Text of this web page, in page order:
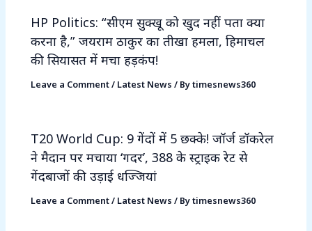
HP Politics: “सीएम सुक्खू को खुद नहीं पता क्या
करना है,” जयराम ठाकुर का तीखा हमला, हिमाचल
की सियासत में मचा हड़कंप!
Leave a Comment/ Latest News / Bytimesnews360
T20 World Cup: 9 गेंदों में 5 छक्के! जॉर्ज डॉकरेल
ने मैदान पर मचाया ‘गदर’, 388 के स्ट्राइक रेट से
गेंदबाजों की उड़ाई धज्जियां
Leave a Comment/ Latest News / Bytimesnews360